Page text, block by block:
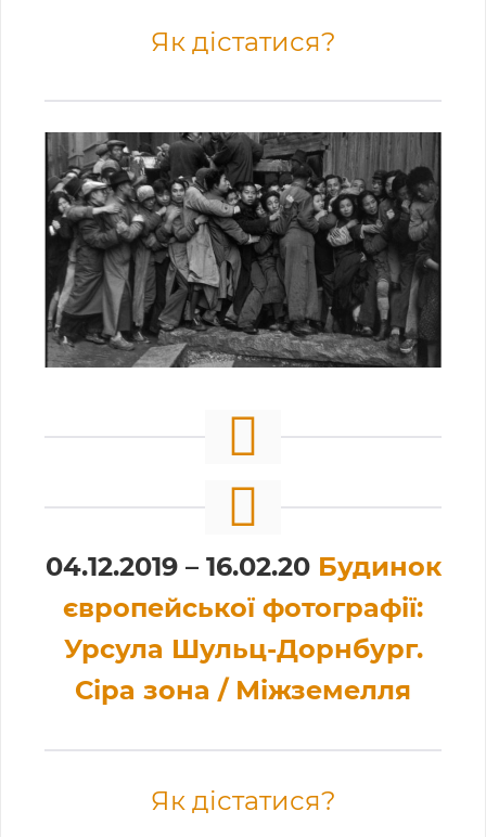
Як дістатися?
04.12.2019 – 16.02.20 Будинок
європейської фотографії:
Урсула Шульц-Дорнбург.
Сіра зона / Міжземелля
Як дістатися?